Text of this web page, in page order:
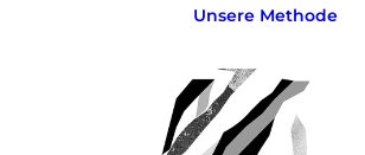
Unsere Methode